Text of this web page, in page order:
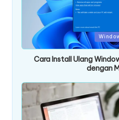
Posted
in
Cara Install Ulang
dengan